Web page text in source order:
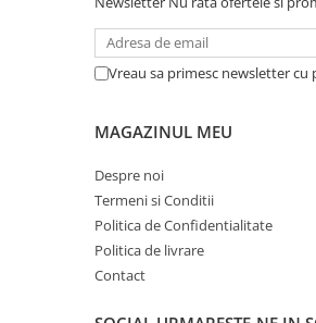
Îngrijire Păsări
Hrană Rozătoare
Fân Rozătoare
Meniuri Rozătoare
Vreau sa primesc newsletter
MAGAZINUL MEU
Despre noi
Termeni si Conditii
Politica de Confidentialitate
Politica de livrare
Contact